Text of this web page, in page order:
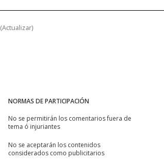
(Actualizar)
NORMAS DE PARTICIPACIÓN
No se permitirán los comentarios fuera de
tema ó injuriantes
No se aceptarán los contenidos
considerados como publicitarios